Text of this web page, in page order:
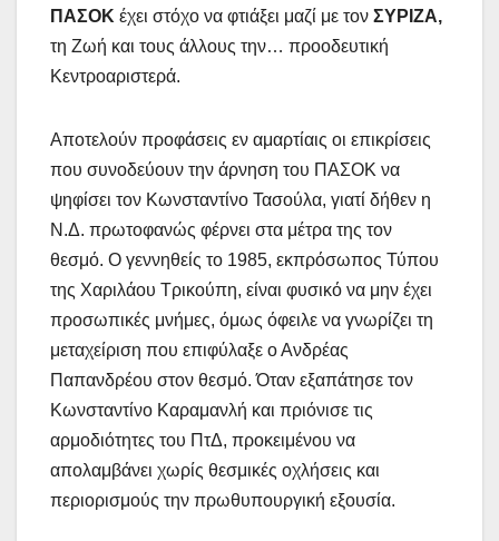
ΠΑΣΟΚ έχει στόχο να φτιάξει μαζί με τον ΣΥΡΙΖΑ,
τη Ζωή και τους άλλους την… προοδευτική
Κεντροαριστερά.
Αποτελούν προφάσεις εν αμαρτίαις οι επικρίσεις
που συνοδεύουν την άρνηση του ΠΑΣΟΚ να
ψηφίσει τον Κωνσταντίνο Τασούλα, γιατί δήθεν η
Ν.Δ. πρωτοφανώς φέρνει στα μέτρα της τον
θεσμό. Ο γεννηθείς το 1985, εκπρόσωπος Τύπου
της Χαριλάου Τρικούπη, είναι φυσικό να μην έχει
προσωπικές μνήμες, όμως όφειλε να γνωρίζει τη
μεταχείριση που επιφύλαξε ο Ανδρέας
Παπανδρέου στον θεσμό. Όταν εξαπάτησε τον
Κωνσταντίνο Καραμανλή και πριόνισε τις
αρμοδιότητες του ΠτΔ, προκειμένου να
απολαμβάνει χωρίς θεσμικές οχλήσεις και
περιορισμούς την πρωθυπουργική εξουσία.